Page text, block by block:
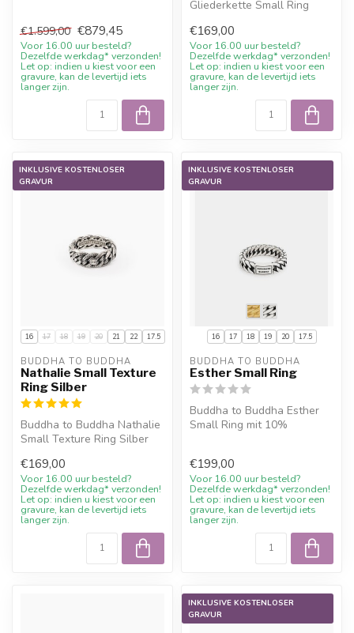
€1.599,00 €879,45
Voor 16.00 uur besteld?
Dezelfde werkdag* verzonden!
Let op: indien u kiest voor een
gravure, kan de levertijd iets
langer zijn.
Gliederkette Small Ring
Willkommensrabatt, Gravu...
€169,00
Voor 16.00 uur besteld?
Dezelfde werkdag* verzonden!
Let op: indien u kiest voor een
gravure, kan de levertijd iets
langer zijn.
INKLUSIVE KOSTENLOSER
GRAVUR
16 17 18 19 20 21 22 17.5
BUDDHA TO BUDDHA
Nathalie Small Texture
Ring Silber
Buddha to Buddha Nathalie
Small Texture Ring Silber
Willkommensrabatt, G...
€169,00
Voor 16.00 uur besteld?
Dezelfde werkdag* verzonden!
Let op: indien u kiest voor een
gravure, kan de levertijd iets
langer zijn.
INKLUSIVE KOSTENLOSER
GRAVUR
16 17 18 19 20 17.5
BUDDHA TO BUDDHA
Esther Small Ring
Buddha to Buddha Esther
Small Ring mit 10%
€199,00
Voor 16.00 uur besteld?
Dezelfde werkdag* verzonden!
Let op: indien u kiest voor een
gravure, kan de levertijd iets
langer zijn.
INKLUSIVE KOSTENLOSER
GRAVUR